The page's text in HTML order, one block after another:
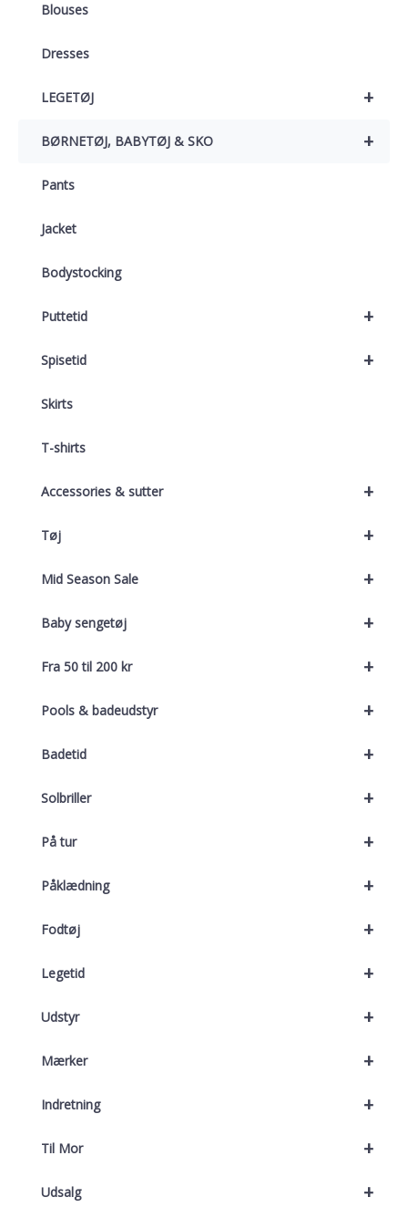
Blouses
Dresses
+
LEGETØJ
+
BØRNETØJ, BABYTØJ & SKO
Pants
Jacket
Bodystocking
+
Puttetid
+
Spisetid
Skirts
T-shirts
+
Accessories & sutter
+
Tøj
+
Mid Season Sale
+
Baby sengetøj
+
Fra 50 til 200 kr
+
Pools & badeudstyr
+
Badetid
+
Solbriller
+
På tur
+
Påklædning
+
Fodtøj
+
Legetid
+
Udstyr
+
Mærker
+
Indretning
+
Til Mor
+
Udsalg